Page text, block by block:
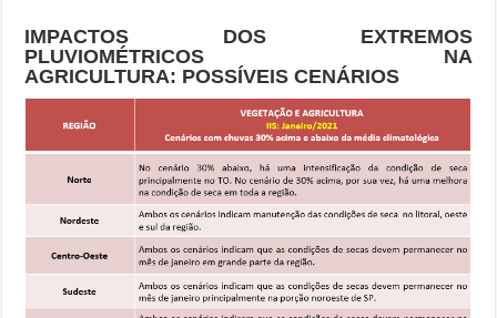
IMPACTOS DOS EXTREMOS
PLUVIOMÉTRICOS NA
AGRICULTURA: POSSÍVEIS CENÁRIOS